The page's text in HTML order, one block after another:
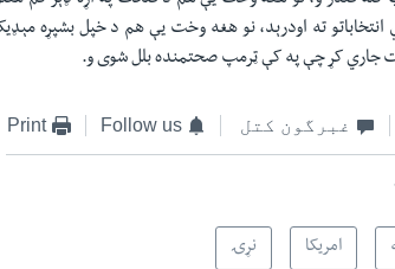
انتخاباتو ته اودرېد، نو هغه وخت یې هم د خپل بشپړه
جاري کړ چې په کې ټرمپ صحتمنده بلل شوی و.
غبرگون کتل Follow us
Print
امریکا نړۍ